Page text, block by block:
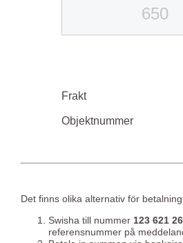
Frakt
Objektnummer
Det finns olika alternativ för betalning,
Swisha till nummer 123 621
referensnummer på